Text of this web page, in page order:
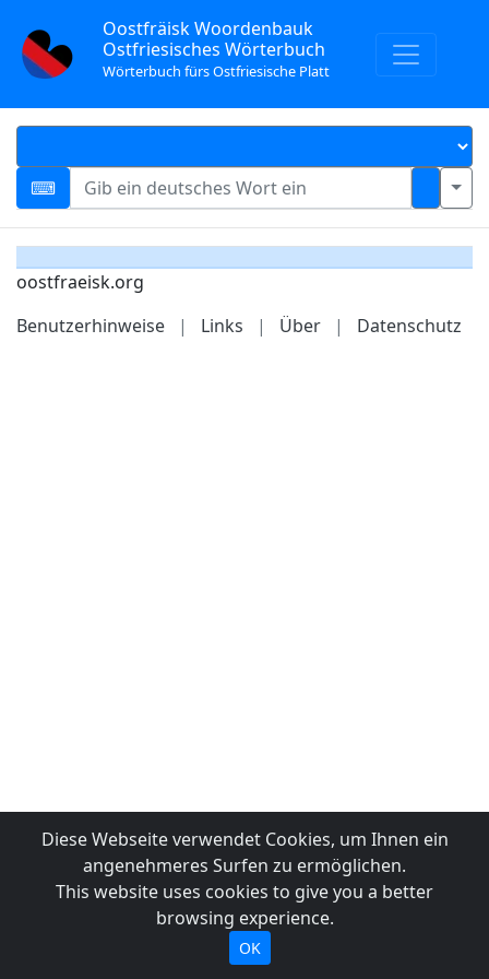
Oostfräisk Woordenbauk
Ostfriesisches Wörterbuch
Wörterbuch fürs Ostfriesische Platt
oostfraeisk.org
Benutzerhinweise
| Links | Über | Datenschutz
Diese Webseite verwendet Cookies, um Ihnen ein
angenehmeres Surfen zu ermöglichen.
This website uses cookies to give you a better
browsing experience.
OK